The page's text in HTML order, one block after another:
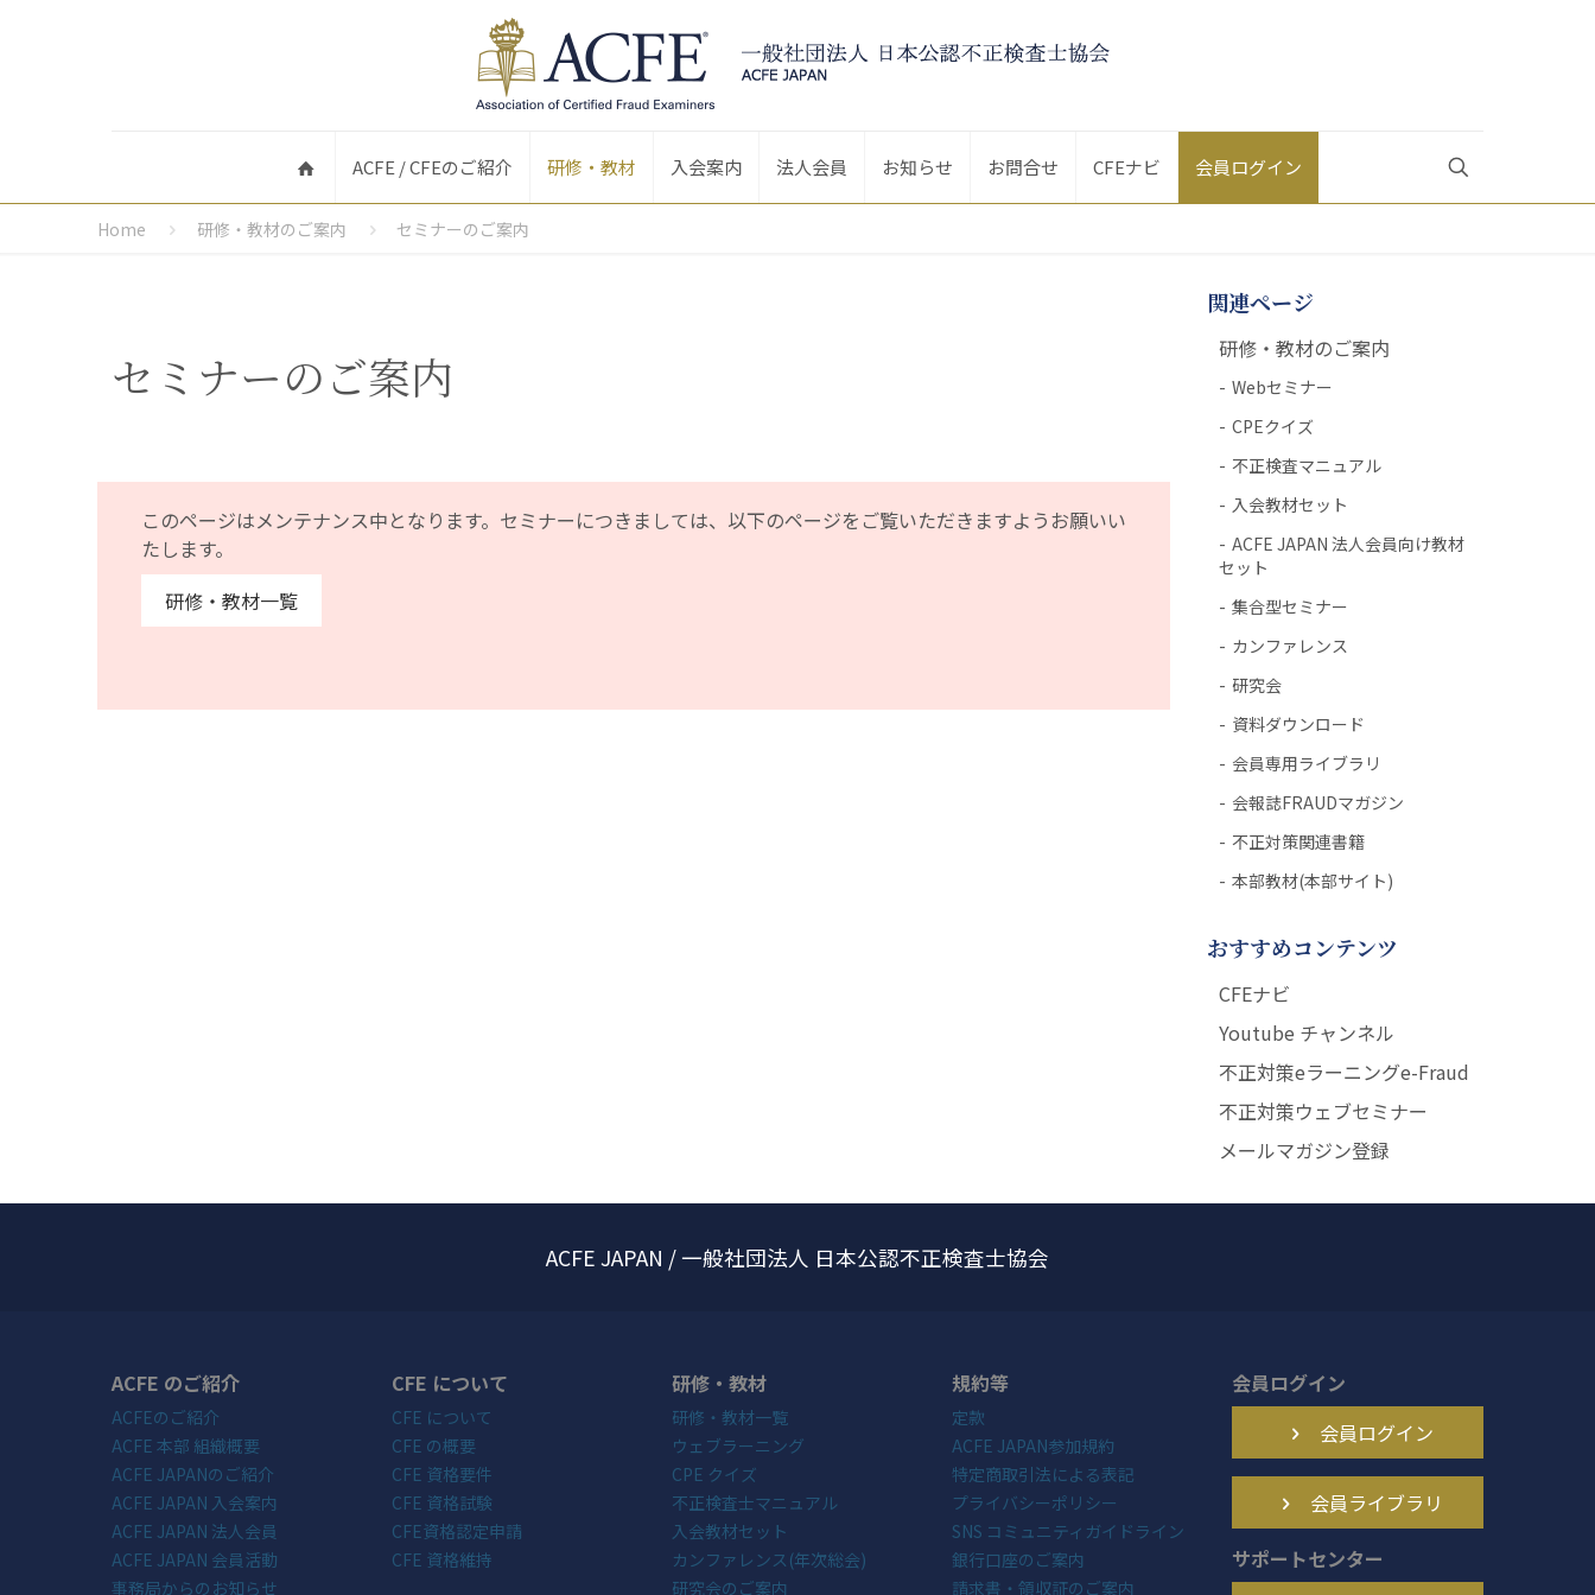
ACFE / CFEのご紹介 研修・教材 入会案内 法人会員 お知らせ お問合せ CFEナビ 会員ログイン
Home 研修・教材のご案内 セミナーのご案内
セミナーのご案内
このページはメンテナンス中となります。セミナーにつきましては、以下のページをご覧いただきますようお願いい
たします。
研修・教材一覧
関連ページ
研修・教材のご案内
Webセミナー
CPEクイズ
不正検査マニュアル
入会教材セット
ACFE JAPAN 法人会員向け教材
セット
集合型セミナー
カンファレンス
研究会
資料ダウンロード
会員専用ライブラリ
会報誌FRAUDマガジン
不正対策関連書籍
本部教材(本部サイト)
おすすめコンテンツ
CFEナビ
Youtube チャンネル
不正対策eラーニングe-Fraud
不正対策ウェブセミナー
メールマガジン登録
ACFE JAPAN / 一般社団法人 日本公認不正検査士協会
ACFE のご紹介
ACFEのご紹介
ACFE 本部 組織概要
ACFE JAPANのご紹介
ACFE JAPAN 入会案内
ACFE JAPAN 法人会員
ACFE JAPAN 会員活動
事務局からのお知らせ
CFE について
CFE について
CFE の概要
CFE 資格要件
CFE 資格試験
CFE資格認定申請
CFE 資格維持
研修・教材
研修・教材一覧
ウェブラーニング
CPE クイズ
不正検査士マニュアル
入会教材セット
カンファレンス(年次総会)
研究会のご案内
規約等
定款
ACFE JAPAN参加規約
特定商取引法による表記
プライバシーポリシー
SNS コミュニティガイドライン
銀行口座のご案内
請求書・領収証のご案内
会員ログイン
会員ログイン
会員ライブラリ
サポートセンター